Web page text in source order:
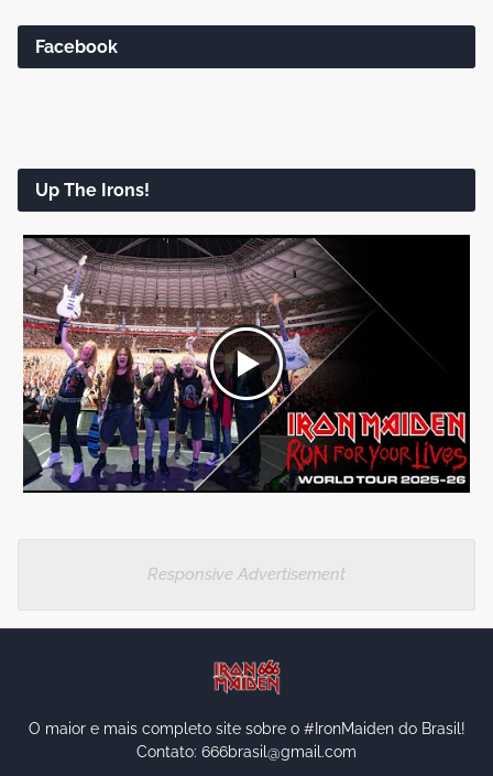
Facebook
Up The Irons!
Responsive Advertisement
O maior e mais completo site sobre o #IronMaiden do Brasil!
Contato: 666brasil@gmail.com